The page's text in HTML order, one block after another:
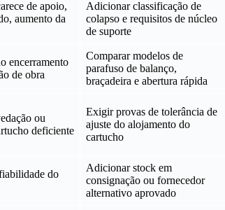
de apoio,
aumento da
Adicionar classificação de
colapso e requisitos de núcleo
de suporte
encerramento
de obra
Comparar modelos de
parafuso de balanço,
braçadeira e abertura rápida
ou
deficiente
Exigir provas de tolerância de
ajuste do alojamento do
cartucho
do
Adicionar stock em
consignação ou fornecedor
alternativo aprovado